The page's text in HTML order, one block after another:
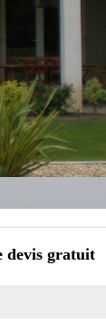
devis gratuit